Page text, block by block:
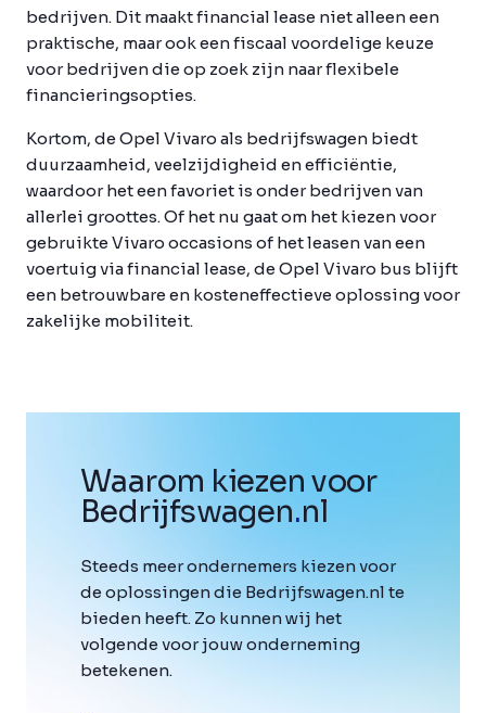
bedrijven. Dit maakt financial lease niet alleen een
praktische, maar ook een fiscaal voordelige keuze
voor bedrijven die op zoek zijn naar flexibele
financieringsopties.
Kortom, de Opel Vivaro als bedrijfswagen biedt
duurzaamheid, veelzijdigheid en efficiëntie,
waardoor het een favoriet is onder bedrijven van
allerlei groottes. Of het nu gaat om het kiezen voor
gebruikte Vivaro occasions of het leasen van een
voertuig via financial lease, de Opel Vivaro bus blijft
een betrouwbare en kosteneffectieve oplossing voor
zakelijke mobiliteit.
Waarom kiezen voor
Bedrijfswagen.nl
Steeds meer ondernemers kiezen voor
de oplossingen die Bedrijfswagen.nl te
bieden heeft. Zo kunnen wij het
volgende voor jouw onderneming
betekenen.